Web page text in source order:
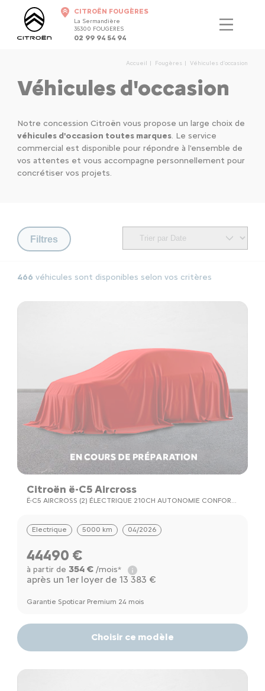
CITROËN FOUGÈRES
La Sermandière
35300 FOUGERES
02 99 94 54 94
Accueil Fougères Véhicules d'occasion
Véhicules d'occasion
Notre concession Citroën vous propose un large choix de
véhicules d'occasion toutes marques. Le service
commercial est disponible pour répondre à l'ensemble de
vos attentes et vous accompagne personnellement pour
concrétiser vos projets.
Filtres
466 véhicules sont disponibles selon vos critères
Citroën ë-C5 Aircross
Ë-C5 AIRCROSS (2) ÉLECTRIQUE 210CH AUTONOMIE CONFORT
Electrique 5000 km 04/2026
44490 €
à partir de 354 €/mois*
après un 1er loyer de 13 383 €
Garantie Spoticar Premium 24 mois
Choisir ce modèle